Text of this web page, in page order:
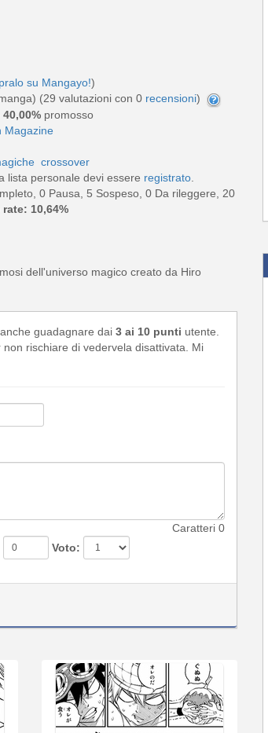
su Mangayo!)
(29 valutazioni con 0 recensioni)
40,00%promosso
Magazine
crossover
lista personale devi essere registrato
0 Pausa, 5 Sospeso, 0 Da rileggere, 20
10,64%
dell'universo magico creato da Hiro
guadagnare dai 3 ai 10 punti utente.
non rischiare di vedervela disattivata. Mi
Caratteri 0
Voto: